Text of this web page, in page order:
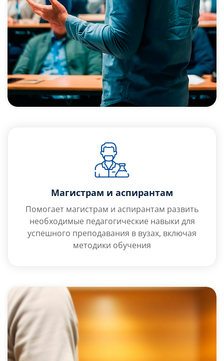
Магистрам и аспирантам
Помогает магистрам и аспирантам развить
необходимые педагогические навыки для
успешного преподавания в вузах, включая
методики обучения